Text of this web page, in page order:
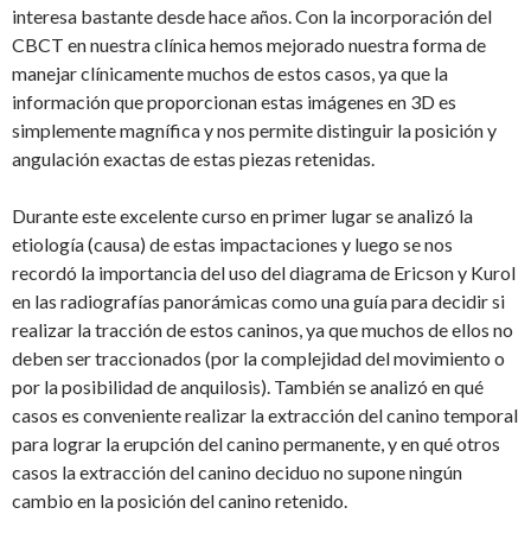
interesa bastante desde hace años. Con la incorporación del
CBCT en nuestra clínica hemos mejorado nuestra forma de
manejar clínicamente muchos de estos casos, ya que la
información que proporcionan estas imágenes en 3D es
simplemente magnífica y nos permite distinguir la posición y
angulación exactas de estas piezas retenidas.
Durante este excelente curso en primer lugar se analizó la
etiología (causa) de estas impactaciones y luego se nos
recordó la importancia del uso del diagrama de Ericson y Kurol
en las radiografías panorámicas como una guía para decidir si
realizar la tracción de estos caninos, ya que muchos de ellos no
deben ser traccionados (por la complejidad del movimiento o
por la posibilidad de anquilosis). También se analizó en qué
casos es conveniente realizar la extracción del canino temporal
para lograr la erupción del canino permanente, y en qué otros
casos la extracción del canino deciduo no supone ningún
cambio en la posición del canino retenido.